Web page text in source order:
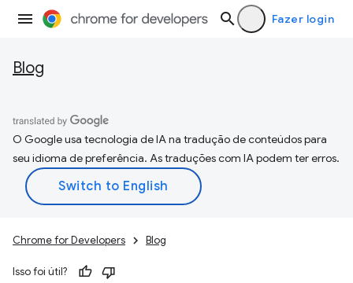
Fazer login
Blog
O Google usa tecnologia de IA na tradução de conteúdos para
seu idioma de preferência. As traduções com IA podem ter erros.
Chrome for Developers Blog
Isso foi útil?